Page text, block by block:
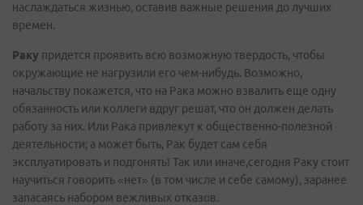
наслаждаться жизнью, оставив важные решения до лучших
времен.
Раку придется проявить всю возможную твердость, чтобы
окружающие не нагрузили его чем-нибудь. Возможно,
начальству покажется, что на Рака можно взвалить еще одну
обязанность или коллеги вдруг решат, что он должен делать
работу за них. Или Рака привлекут к общественно-полезной
деятельности; а может быть, Рак будет сам себя
эксплуатировать и подгонять! Так или иначе,сегодня Раку стоит
научиться говорить «нет» (в том числе и себе самому), заранее
запасаясь набором вежливых отказов.